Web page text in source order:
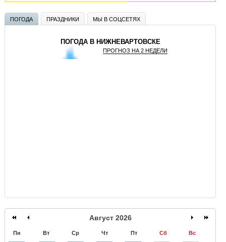
ПОГОДА ПРАЗДНИКИ МЫ В СОЦСЕТЯХ
ПОГОДА В НИЖНЕВАРТОВСКЕ
ПРОГНОЗ НА 2 НЕДЕЛИ
Август 2026
Пн Вт Ср Чт Пт Сб Вс